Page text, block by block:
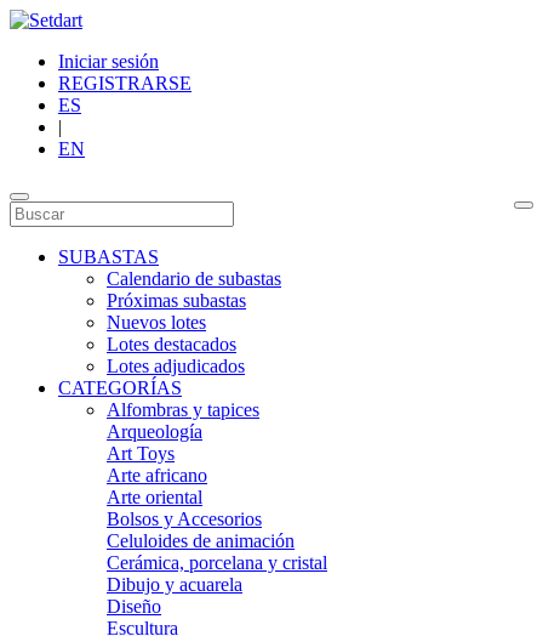
Iniciar sesión
REGISTRARSE
ES
|
EN
SUBASTAS
Calendario de subastas
Próximas subastas
Nuevos lotes
Lotes destacados
Lotes adjudicados
CATEGORÍAS
Alfombras y tapices
Arqueología
Art Toys
Arte africano
Arte oriental
Bolsos y Accesorios
Celuloides de animación
Cerámica, porcelana y cristal
Dibujo y acuarela
Diseño
Escultura